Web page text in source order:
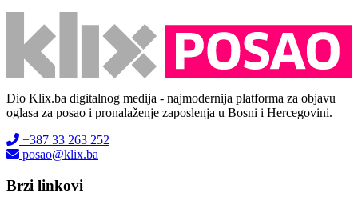
Dio Klix.ba digitalnog medija - najmodernija platforma za objavu
oglasa za posao i pronalaženje zaposlenja u Bosni i Hercegovini.
+387 33 263 252
posao@klix.ba
Brzi linkovi